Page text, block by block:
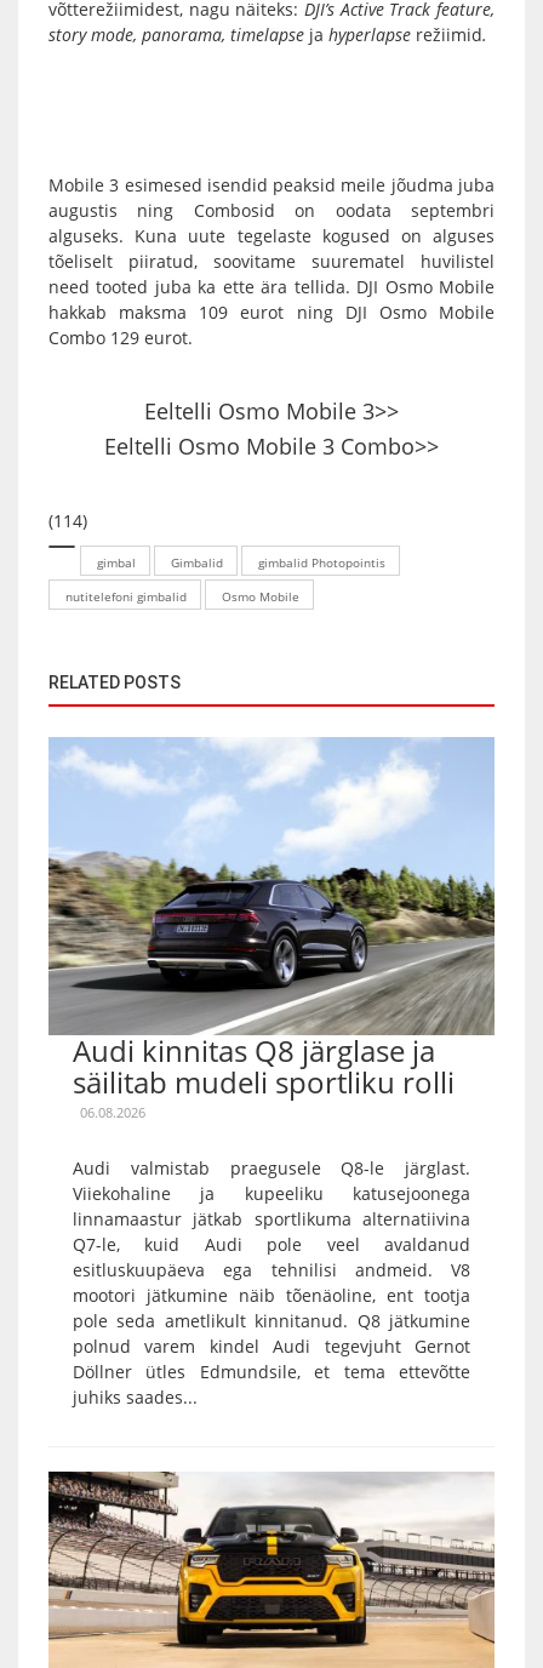
võtterežiimidest, nagu näiteks: DJI’s Active Track feature,
story mode, panorama, timelapse ja hyperlapse režiimid.
Mobile 3 esimesed isendid peaksid meile jõudma juba
augustis ning Combosid on oodata septembri
alguseks. Kuna uute tegelaste kogused on alguses
tõeliselt piiratud, soovitame suurematel huvilistel
need tooted juba ka ette ära tellida. DJI Osmo Mobile
hakkab maksma 109 eurot ning DJI Osmo Mobile
Combo 129 eurot.
Eeltelli Osmo Mobile 3>>
Eeltelli Osmo Mobile 3 Combo>>
(114)
gimbal Gimbalid
gimbalid Photopointis
nutitelefoni gimbalid
Osmo Mobile
RELATED POSTS
Audi kinnitas Q8 järglase ja
säilitab mudeli sportliku rolli
06.08.2026
Audi valmistab praegusele Q8-le järglast.
Viiekohaline ja kupeeliku katusejoonega
linnamaastur jätkab sportlikuma alternatiivina
Q7-le, kuid Audi pole veel avaldanud
esitluskuupäeva ega tehnilisi andmeid. V8
mootori jätkumine näib tõenäoline, ent tootja
pole seda ametlikult kinnitanud. Q8 jätkumine
polnud varem kindel Audi tegevjuht Gernot
Döllner ütles Edmundsile, et tema ettevõtte
juhiks saades...